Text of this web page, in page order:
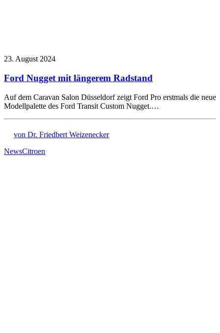
23. August 2024
Ford Nugget mit längerem Radstand
Auf dem Caravan Salon Düsseldorf zeigt Ford Pro erstmals die neue
Modellpalette des Ford Transit Custom Nugget.…
von Dr. Friedbert Weizenecker
NewsCitroen